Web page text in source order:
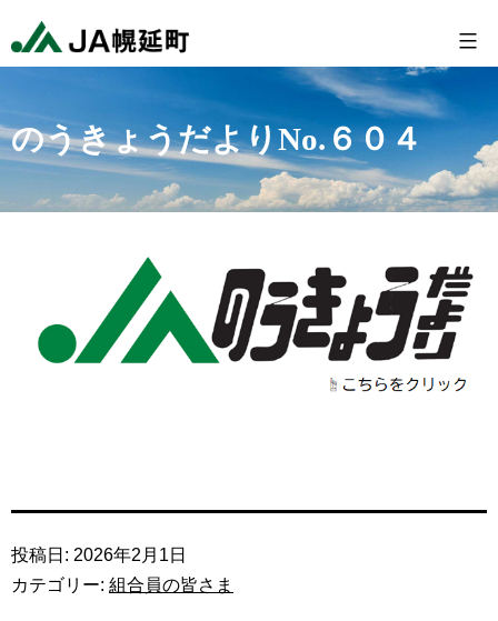
ン
ン
ツ
へ
延
農
業
協
のうきょうだよりNo.６０４
投稿日: 2026年2月1日
カテゴリー: 組合員の皆さま